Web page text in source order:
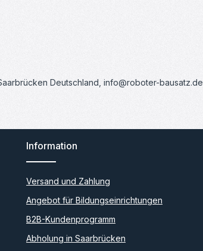
Deutschland, info@roboter-bausatz.de
Information
Versand und Zahlung
Angebot für Bildungseinrichtungen
B2B-Kundenprogramm
Abholung in Saarbrücken